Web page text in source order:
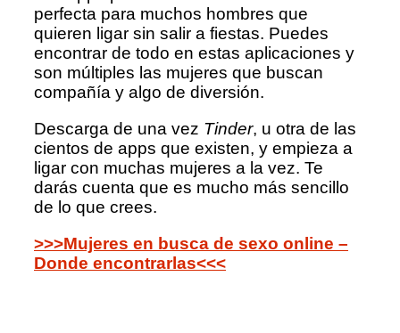
perfecta para muchos hombres que
quieren ligar sin salir a fiestas. Puedes
encontrar de todo en estas aplicaciones y
son múltiples las mujeres que buscan
compañía y algo de diversión.
Descarga de una vez Tinder, u otra de las
cientos de apps que existen, y empieza a
ligar con muchas mujeres a la vez. Te
darás cuenta que es mucho más sencillo
de lo que crees.
>>>Mujeres en busca de sexo online –
Donde encontrarlas<<<